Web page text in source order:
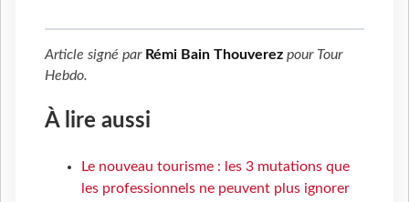
Article signé par Rémi Bain Thouverez pour Tour
Hebdo.
À lire aussi
Le nouveau tourisme : les 3 mutations que
les professionnels ne peuvent plus ignorer